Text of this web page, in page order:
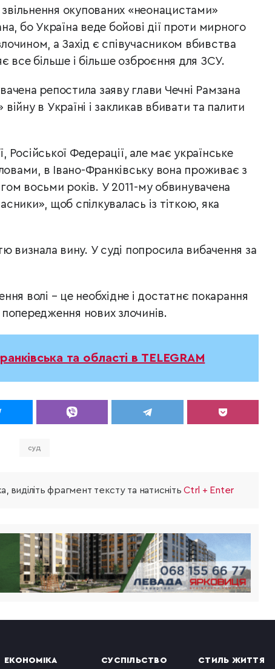
звільнення окупованих «неонацистами»
бо Україна веде бойові дії проти мирного
а Захід є співучасником вбивства
все більше і більше озброєння для ЗСУ.
репостила заяву глави Чечні Рамзана
в Україні і закликав вбивати та палити
Федерації, але має українське
в Івано-Франківську вона проживає з
восьми років. У 2011-му обвинувачена
щоб спілкувалась із тіткою, яка
визнала вину. У суді попросила вибачення за
волі – це необхідне і достатнє покарання
нових злочинів.
та області в TELEGRAM
суд
фрагмент тексту та натиснітьCtrl + Enter
ЕКОНОМІКА СУСПІЛЬСТВО СТИЛЬ ЖИТТЯ